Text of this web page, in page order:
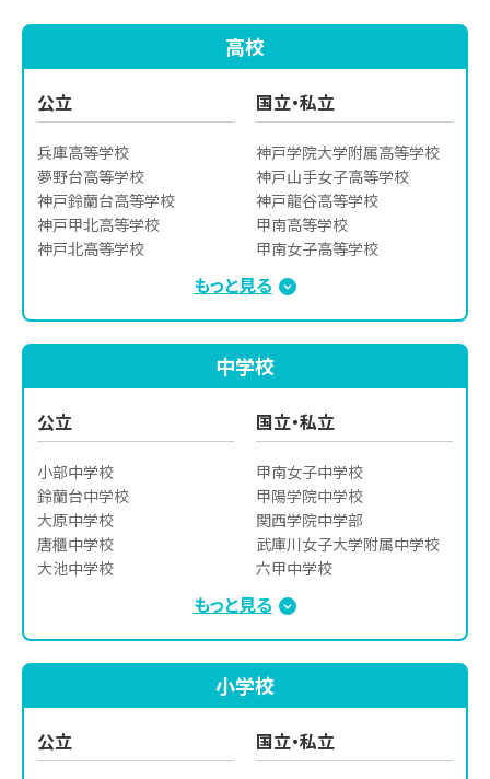
高校
公立
兵庫高等学校
夢野台高等学校
神戸鈴蘭台高等学校
神戸甲北高等学校
神戸北高等学校
神戸市立神港橘高等学校
国立・私立
神戸学院大学附属高等学校
神戸山手女子高等学校
神戸龍谷高等学校
甲南高等学校
甲南女子高等学校
滝川高等学校
滝川第二高等学校
神戸国際高等学校
もっと見る
中学校
公立
小部中学校
鈴蘭台中学校
大原中学校
唐櫃中学校
大池中学校
国立・私立
甲南女子中学校
甲陽学院中学校
関西学院中学部
武庫川女子大学附属中学校
六甲中学校
神戸龍谷中学校
啓明学院中学校
もっと見る
小学校
公立 国立・私立